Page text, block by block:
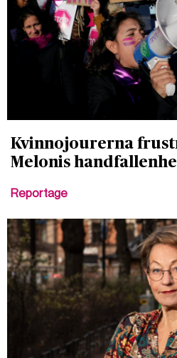
Kvinnojourerna
Melonis
Reportage